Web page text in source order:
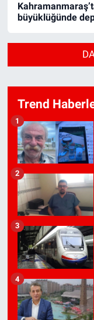
büyüklüğünde
Trend
1
2
3
4